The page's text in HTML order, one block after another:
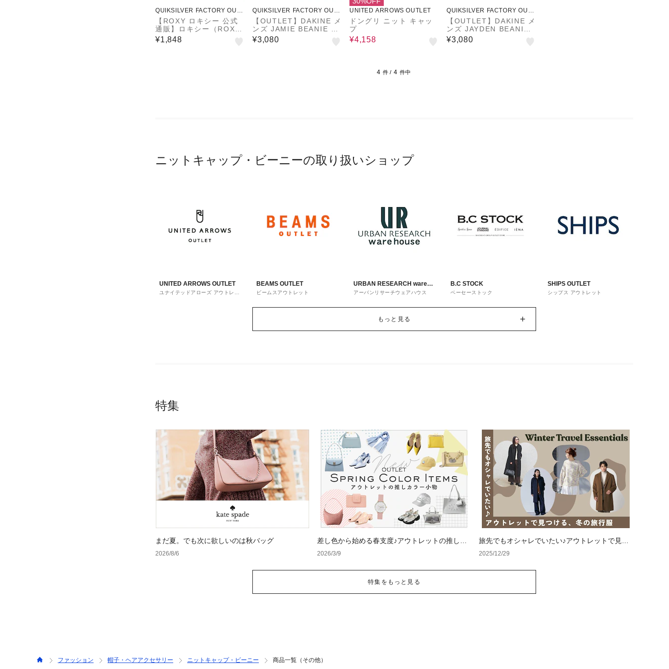
QUIKSILVER FACTORY OUTL
ET STORE
【ROXY ロキシー 公式
通販】ロキシー（ROX
Y）【OUTLET】Roxy
GOOD TO GO ビーニー
¥1,848
QUIKSILVER FACTORY OUTL
ET STORE
【OUTLET】DAKINE メ
ンズ JAMIE BEANIE ビ
ーニー RUB 【2024年冬
モデル】
¥3,080
UNITED ARROWS OUTLET
ドングリ ニット キャッ
プ
¥4,158
QUIKSILVER FACTORY OUTL
ET STORE
【OUTLET】DAKINE メ
ンズ JAYDEN BEANIE
ビーニー TUR 【2024年
冬モデル】
¥3,080
4 件 / 4 件中
ニットキャップ・ビーニーの取り扱いショップ
UNITED ARROWS OUTLET
ユナイテッドアローズ アウトレッ
BEAMS OUTLET
ビームスアウトレット
URBAN RESEARCH ware
house
アーバンリサーチウェアハウス
B.C STOCK
ベーセーストック
SHIPS OUTLET
シップス アウトレット
もっと見る
特集
まだ夏。でも次に欲しいのは秋バッグ
2026/8/6
差し色から始める春支度♪アウトレットの推しカ
ラー小物
2026/3/9
旅先でもオシャレでいたい♪アウトレットで見つ
ける、冬の旅行服
2025/12/29
特集をもっと見る
ファッション 帽子・ヘアアクセサリー ニットキャップ・ビーニー 商品一覧（その他）